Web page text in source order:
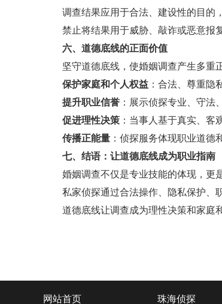
调查结果应用于合法、建设性的目的，
禁止将结果用于威胁、敲诈或恶意报复
六、道德底线的正面价值
坚守道德底线，使婚姻调查产生多重正
保护家庭和个人权益 ：合法、尊重隐
提升职业信誉 ：展示侦探专业、守法
促进理性决策 ：当事人基于真实、客
传播正能量 ：侦探服务体现职业道德
七、结语：让道德底线成为职业指南
婚姻调查不仅是专业技能的体现，更是
私家侦探通过合法操作、隐私保护、职
道德底线让调查成为理性决策和家庭和
网站首页 珠海侦探